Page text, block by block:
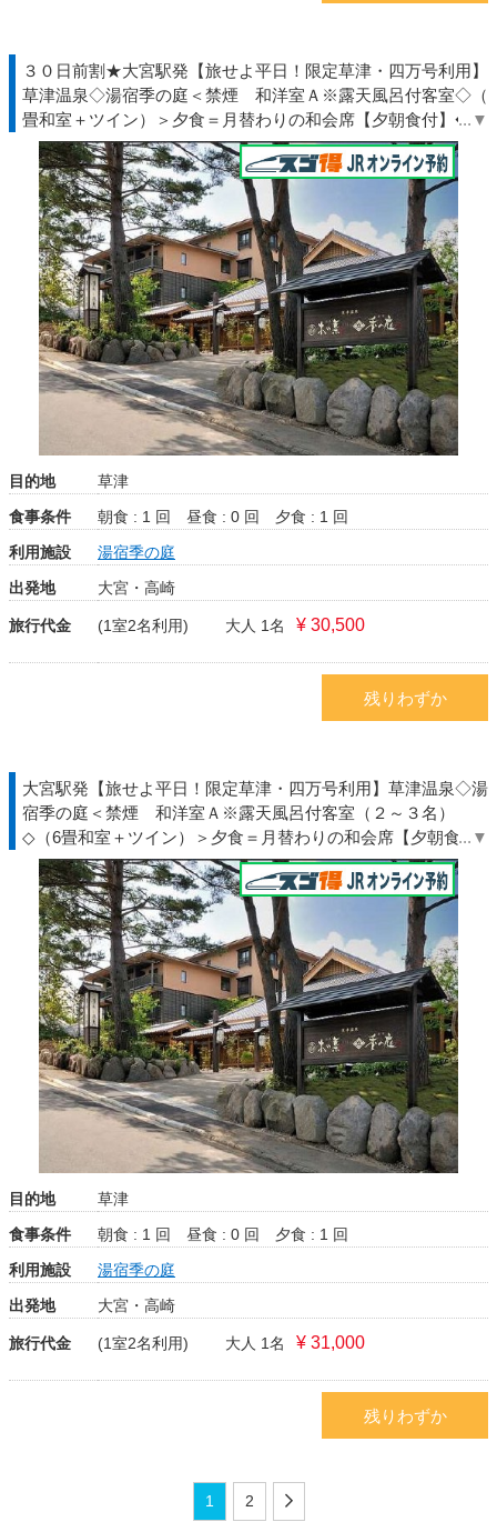
３０日前割★大宮駅発【旅せよ平日！限定草津・四万号利用】
草津温泉◇湯宿季の庭＜禁煙 和洋室Ａ※露天風呂付客室◇（6
畳和室＋ツイン）＞夕食＝月替わりの和会席【夕朝食付】◆群
馬◇ＪＲきっぷ駅受取
目的地
草津
食事条件
朝食 : 1 回 昼食 : 0 回
夕食 : 1 回
利用施設
湯宿季の庭
出発地
大宮・高崎
旅行代金 (1室2名利用) 大人 1名 ¥ 30,500
残りわずか
大宮駅発【旅せよ平日！限定草津・四万号利用】草津温泉◇湯
宿季の庭＜禁煙 和洋室Ａ※露天風呂付客室（２～３名）
◇（6畳和室＋ツイン）＞夕食＝月替わりの和会席【夕朝食
付】◆群馬◇ＪＲきっぷ駅受取
目的地
草津
食事条件
朝食 : 1 回 昼食 : 0 回
夕食 : 1 回
利用施設
湯宿季の庭
出発地
大宮・高崎
旅行代金 (1室2名利用) 大人 1名 ¥ 31,000
残りわずか
1 2